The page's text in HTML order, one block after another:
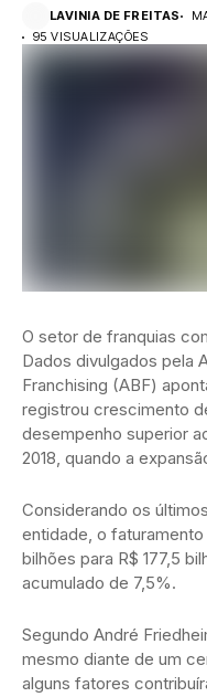
LAVINIA DE FREITAS
95 VISUALIZAÇÕES
O setor de franquias
Dados divulgados pela
Franchising (ABF)
registrou crescimento
desempenho superior
2018, quando a
Considerando os
entidade, o faturamento
bilhões para R$ 177,5
acumulado de 7,5%.
Segundo André
mesmo diante de um
alguns fatores